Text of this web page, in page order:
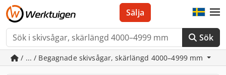
Sök
Sälja
/ ... / Begagnade skivsågar, skärlängd 4000–4999 mm